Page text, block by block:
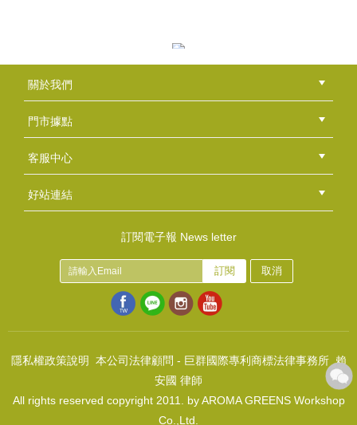
乳油木果脂(精製)
NT$100
(USD3.32)
關於我們
公司簡介
品牌故事
最新消息
隱私權聲明
版權聲明
門市據點
總部
北區
中區
南區
東區
海外
客服中心
會員等級
購物流程
訂單查詢
常見問題
海外訂購流程
連絡我們
下載專區
紅利點數
好站連結
訂閱電子報 News letter
訂閱 取消
隱私權政策說明 本公司法律顧問 - 巨群國際專利商標法律事務所 賴
安國 律師
All rights reserved copyright 2011. by AROMA GREENS Workshop
Co.,Ltd.